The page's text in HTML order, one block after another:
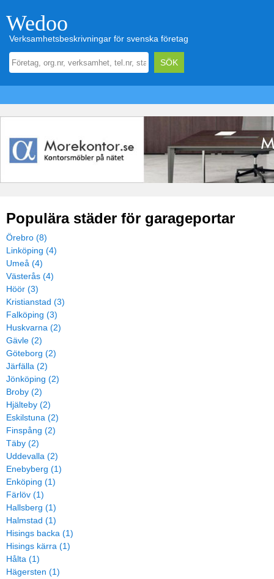
Wedoo
Verksamhetsbeskrivningar för svenska företag
Populära städer för garageportar
Örebro (8)
Linköping (4)
Umeå (4)
Västerås (4)
Höör (3)
Kristianstad (3)
Falköping (3)
Huskvarna (2)
Gävle (2)
Göteborg (2)
Järfälla (2)
Jönköping (2)
Broby (2)
Hjälteby (2)
Eskilstuna (2)
Finspång (2)
Täby (2)
Uddevalla (2)
Enebyberg (1)
Enköping (1)
Färlöv (1)
Hallsberg (1)
Halmstad (1)
Hisings backa (1)
Hisings kärra (1)
Hålta (1)
Hägersten (1)